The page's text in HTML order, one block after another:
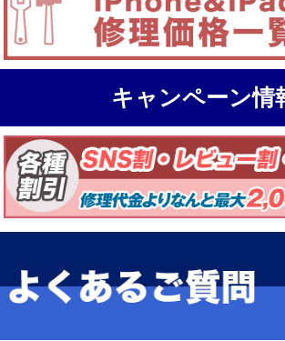
キャンペーン情